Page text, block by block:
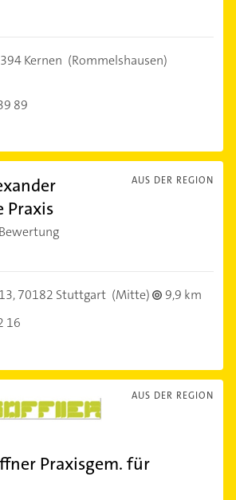
Kernen (Rommelshausen)
89
AUS DER REGION
Praxis
70182 Stuttgart (Mitte)
9,9 km
16
AUS DER REGION
Praxisgem. für